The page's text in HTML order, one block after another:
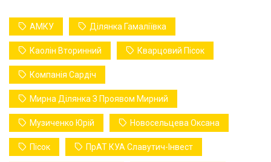
АМКУ Ділянка Гамаліївка
Каолін Вторинний Кварцовий Пісок
Компанія Сардіч
Мирна Ділянка З Проявом Мирний
Музиченко Юрій Новосельцева Оксана
Пісок ПрАТ КУА Славутич-Інвест